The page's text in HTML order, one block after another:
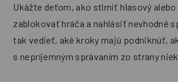
Ukážte deťom, ako stlmiť hlasový
zablokovať hráča a nahlásiť nevhodné
tak vedieť, aké kroky majú podniknúť,
s nepríjemným správaním zo strany